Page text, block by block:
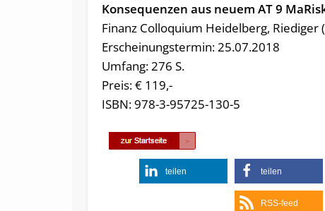
Konsequenzen aus neuem AT 9
Finanz Colloquium Heidelberg, Riediger
Erscheinungstermin: 25.07.2018
Umfang: 276 S.
Preis: € 119,-
ISBN: 978-3-95725-130-5
teilen teilen
RSS-feed